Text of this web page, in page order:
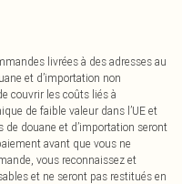
livrées à des adresses au
et d’importation non
couvrir les coûts liés à
de faible valeur dans l’UE et
de douane et d’importation seront
avant que vous ne
vous reconnaissez et
et ne seront pas restitués en